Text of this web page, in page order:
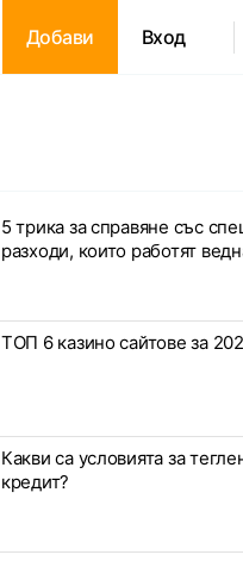
Добави Вход
5 трика за справяне със
разходи, които работят
ТОП 6 казино сайтове за
Какви са условията за
кредит?